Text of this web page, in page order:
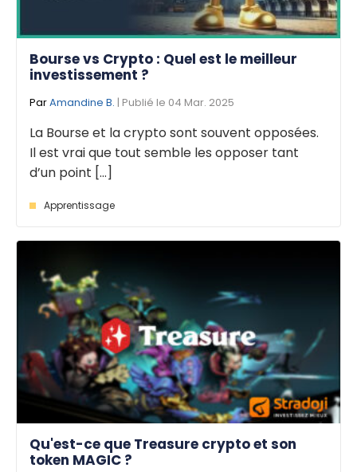
Bourse vs Crypto : Quel est le meilleur
investissement ?
ParAmandine B. | Publié le 04 Mar. 2025
La Bourse et la crypto sont souvent opposées.
Il est vrai que tout semble les opposer tant
d’un point [...]
Apprentissage
Qu'est-ce que Treasure crypto et son
token MAGIC ?